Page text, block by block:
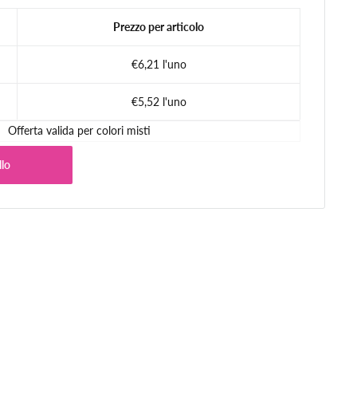
Prezzo per articolo
€6,21 l'uno
€5,52 l'uno
Offerta valida per colori misti